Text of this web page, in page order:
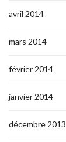
avril 2014
mars 2014
février 2014
janvier 2014
décembre 2013